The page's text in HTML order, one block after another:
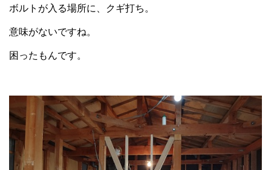
ボルトが入る場所に、クギ打ち。
意味がないですね。
困ったもんです。